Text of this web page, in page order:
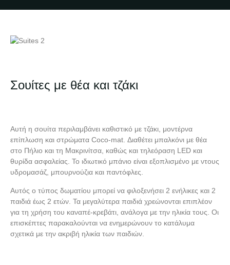
Σουίτες με θέα και τζάκι
Αυτή η σουίτα περιλαμβάνει καθιστικό με τζάκι, μοντέρνα
επίπλωση και στρώματα Coco-mat. Διαθέτει μπαλκόνι με θέα
στο Πήλιο και τη Μακρινίτσα, καθώς και τηλεόραση LED και
θυρίδα ασφαλείας. Το ιδιωτικό μπάνιο είναι εξοπλισμένο με ντους
υδρομασάζ, μπουρνούζια και παντόφλες.
Αυτός ο τύπος δωματίου μπορεί να φιλοξενήσει 2 ενήλικες και 2
παιδιά έως 2 ετών. Τα μεγαλύτερα παιδιά χρεώνονται επιπλέον
για τη χρήση του καναπέ-κρεβάτι, ανάλογα με την ηλικία τους. Οι
επισκέπτες παρακαλούνται να ενημερώνουν το κατάλυμα
σχετικά με την ακριβή ηλικία των παιδιών.